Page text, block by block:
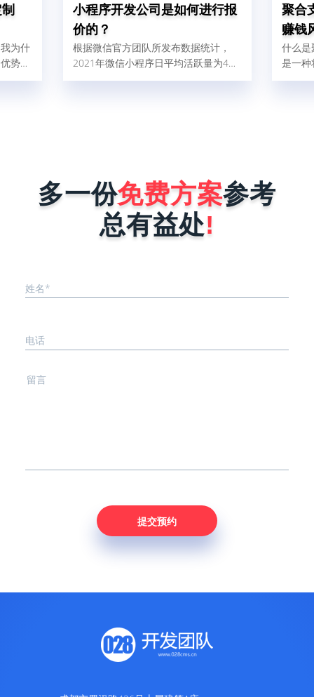
为什
势：
一个
小程序开发公司是如何进行报
价的？
根据微信官方团队所发布数据统计，
2021年微信小程序日平均活跃量为4、
5亿人，这比2020年增加了32%，由此
进行报价时，完全是按照企业小程序需
求来决定，具体报价影响因素有以下这
几点。1、小程序的功能确定不同行
聚合
赚钱
什么
是一
的支
多一份免费方案参考
总有益处!
姓名*
电话